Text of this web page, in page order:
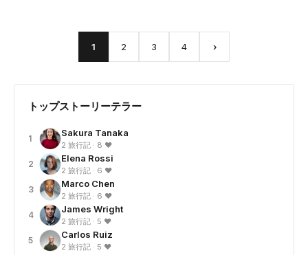
1 2 3 4 ›
トップストーリーテラー
1
Sakura Tanaka
2 旅行記 · 8 ❤
2
Elena Rossi
2 旅行記 · 6 ❤
3
Marco Chen
2 旅行記 · 6 ❤
4
James Wright
2 旅行記 · 5 ❤
5
Carlos Ruiz
2 旅行記 · 5 ❤